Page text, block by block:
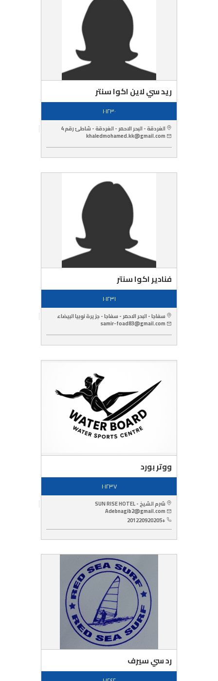
ريد سي لاين اكوا سنتر
١٠١٢٣٠
الغردقة - البحر الاحمر - الغردقة - شاطئ رقم 4
khaledmohamed.kk@gmail.com
فنادير اكوا سنتر
١٠١٢٣١
سفاجا - البحر الاحمر - سفاجا - جزيرة نوبيا البيضاء
samir-foad83@gmail.com
ووتر بورد
١٠١٢٣٧
شرم الشيخ - SUN RISE HOTEL
Adebnagib2@gmail.com
+201220920205
رد سي سيرف